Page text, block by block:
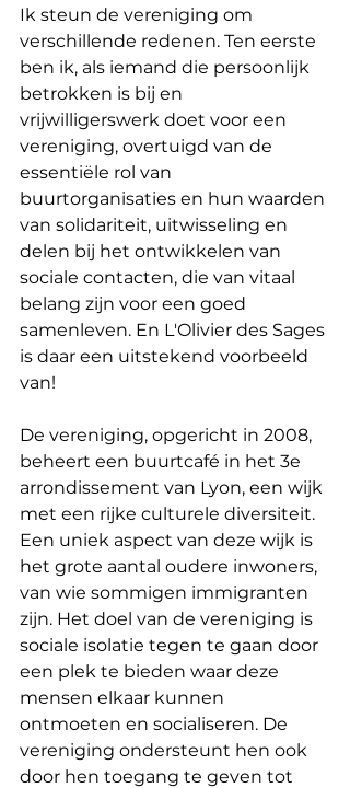
Ik steun de vereniging om
verschillende redenen. Ten eerste
ben ik, als iemand die persoonlijk
betrokken is bij en
vrijwilligerswerk doet voor een
vereniging, overtuigd van de
essentiële rol van
buurtorganisaties en hun waarden
van solidariteit, uitwisseling en
delen bij het ontwikkelen van
sociale contacten, die van vitaal
belang zijn voor een goed
samenleven. En L'Olivier des Sages
is daar een uitstekend voorbeeld
van!
De vereniging, opgericht in 2008,
beheert een buurtcafé in het 3e
arrondissement van Lyon, een wijk
met een rijke culturele diversiteit.
Een uniek aspect van deze wijk is
het grote aantal oudere inwoners,
van wie sommigen immigranten
zijn. Het doel van de vereniging is
sociale isolatie tegen te gaan door
een plek te bieden waar deze
mensen elkaar kunnen
ontmoeten en socialiseren. De
vereniging ondersteunt hen ook
door hen toegang te geven tot